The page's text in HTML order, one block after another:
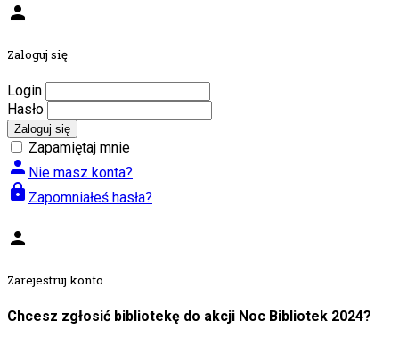
person
Zaloguj się
Login
Hasło
Zaloguj się
Zapamiętaj mnie
person Nie masz konta?
lock Zapomniałeś hasła?
person
Zarejestruj konto
Chcesz zgłosić bibliotekę do akcji Noc Bibliotek 2024?